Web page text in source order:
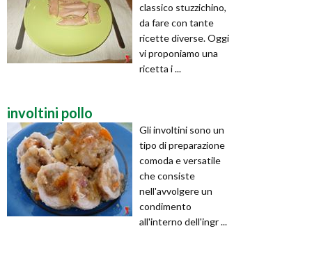
classico stuzzichino,
da fare con tante
ricette diverse. Oggi
vi proponiamo una
ricetta i ...
involtini pollo
Gli involtini sono un
tipo di preparazione
comoda e versatile
che consiste
nell'avvolgere un
condimento
all'interno dell'ingr ...